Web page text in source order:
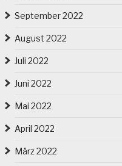
September 2022
August 2022
Juli 2022
Juni 2022
Mai 2022
April 2022
März 2022